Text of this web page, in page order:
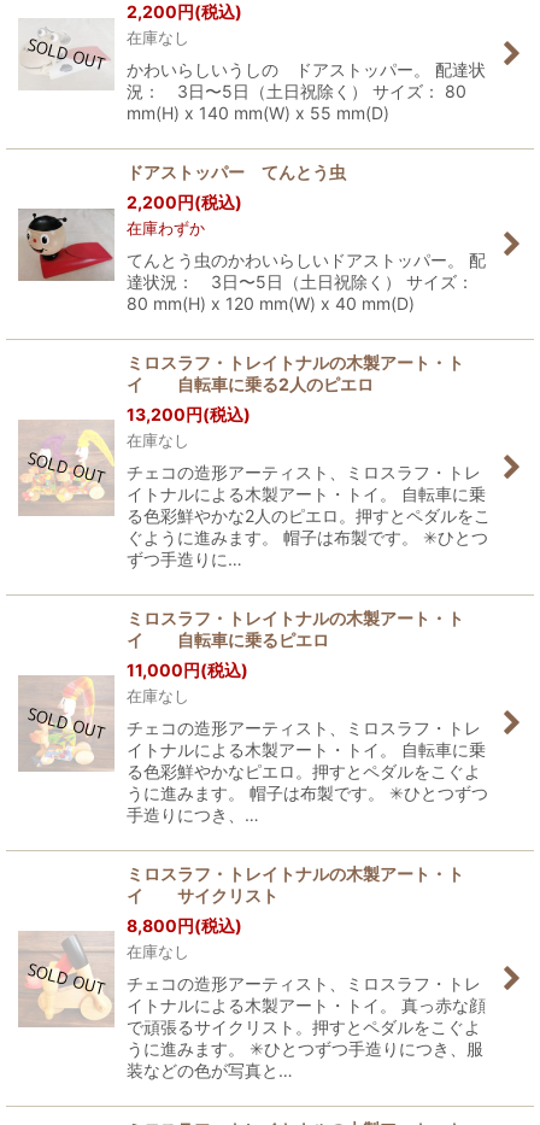
2,200円(税込)
在庫なし
かわいらしいうしの ドアストッパー。 配達状
況： 3日〜5日（土日祝除く） サイズ： 80
mm(H) x 140 mm(W) x 55 mm(D)
ドアストッパー てんとう虫
2,200円(税込)
在庫わずか
てんとう虫のかわいらしいドアストッパー。 配
達状況： 3日〜5日（土日祝除く） サイズ：
80 mm(H) x 120 mm(W) x 40 mm(D)
ミロスラフ・トレイトナルの木製アート・ト
イ 自転車に乗る2人のピエロ
13,200円(税込)
在庫なし
チェコの造形アーティスト、ミロスラフ・トレ
イトナルによる木製アート・トイ。 自転車に乗
る色彩鮮やかな2人のピエロ。押すとペダルをこ
ぐように進みます。 帽子は布製です。 ✳︎ひとつ
ずつ手造りに…
ミロスラフ・トレイトナルの木製アート・ト
イ 自転車に乗るピエロ
11,000円(税込)
在庫なし
チェコの造形アーティスト、ミロスラフ・トレ
イトナルによる木製アート・トイ。 自転車に乗
る色彩鮮やかなピエロ。押すとペダルをこぐよ
うに進みます。 帽子は布製です。 ✳︎ひとつずつ
手造りにつき、…
ミロスラフ・トレイトナルの木製アート・ト
イ サイクリスト
8,800円(税込)
在庫なし
チェコの造形アーティスト、ミロスラフ・トレ
イトナルによる木製アート・トイ。 真っ赤な顔
で頑張るサイクリスト。押すとペダルをこぐよ
うに進みます。 ✳︎ひとつずつ手造りにつき、服
装などの色が写真と…